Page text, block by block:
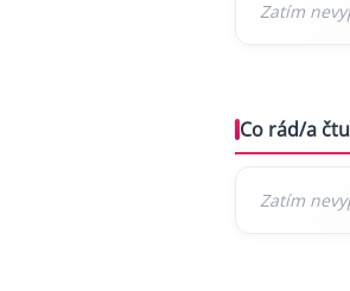
Co rád/a čtu